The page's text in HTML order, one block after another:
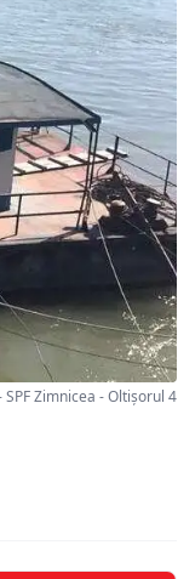
SPF Zimnicea - Oltișorul 4